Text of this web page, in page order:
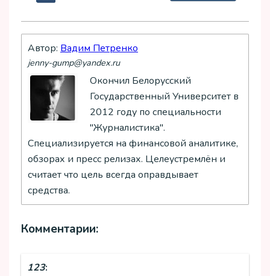
Автор: Вадим Петренко
jenny-gump@yandex.ru
Окончил Белорусский
Государственный Университет в
2012 году по специальности
"Журналистика".
Специализируется на финансовой аналитике,
обзорах и пресс релизах. Целеустремлён и
считает что цель всегда оправдывает
средства.
Комментарии:
123: